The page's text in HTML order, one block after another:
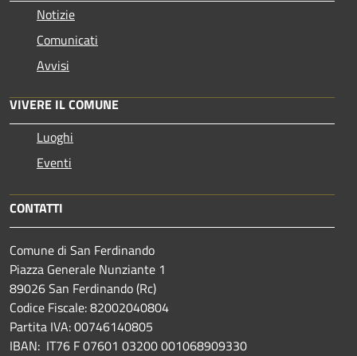
Notizie
Comunicati
Avvisi
VIVERE IL COMUNE
Luoghi
Eventi
CONTATTI
Comune di San Ferdinando
Piazza Generale Nunziante 1
89026 San Ferdinando (Rc)
Codice Fiscale: 82002040804
Partita IVA: 00746140805
IBAN: IT76 F 07601 03200 001068909330